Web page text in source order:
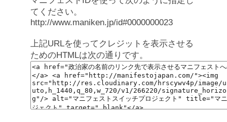
てください。
http://www.maniken.jp/id#0000000023
上記URLを使ってクレジットを表示させる
ためのHTMLは次の通りです。